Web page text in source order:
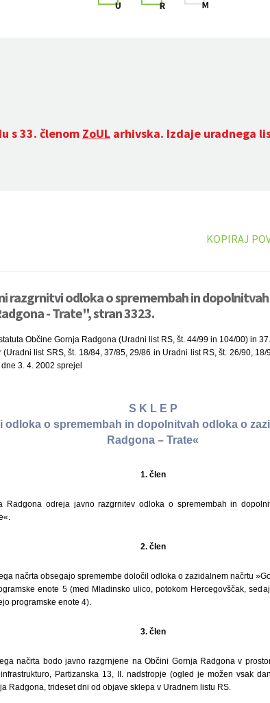
s 33. členom ZoUL arhivska. Izdaje uradnega
KOPIRAJ
razgrnitvi odloka o spremembah in
- Trate", stran 3323.
Občine Gornja Radgona (Uradni list RS, št. 44/99 in 104/00) in
list SRS, št. 18/84, 37/85, 29/86 in Uradni list RS, št. 26/90,
3. 4. 2002 sprejel
S K L E P
odloka o spremembah in dopolnitvah odloka o
Radgona – Trate«
1. člen
Radgona odreja javno razgrnitev odloka o spremembah in
2. člen
načrta obsegajo spremembe določil odloka o zazidalnem načrtu
enote 5 (med Mladinsko ulico, potokom Hercegovščak,
programske enote 4).
3. člen
načrta bodo javno razgrnjene na Občini Gornja Radgona v
Partizanska 13, II. nadstropje (ogled je možen vsak
Radgona, trideset dni od objave sklepa v Uradnem listu RS.